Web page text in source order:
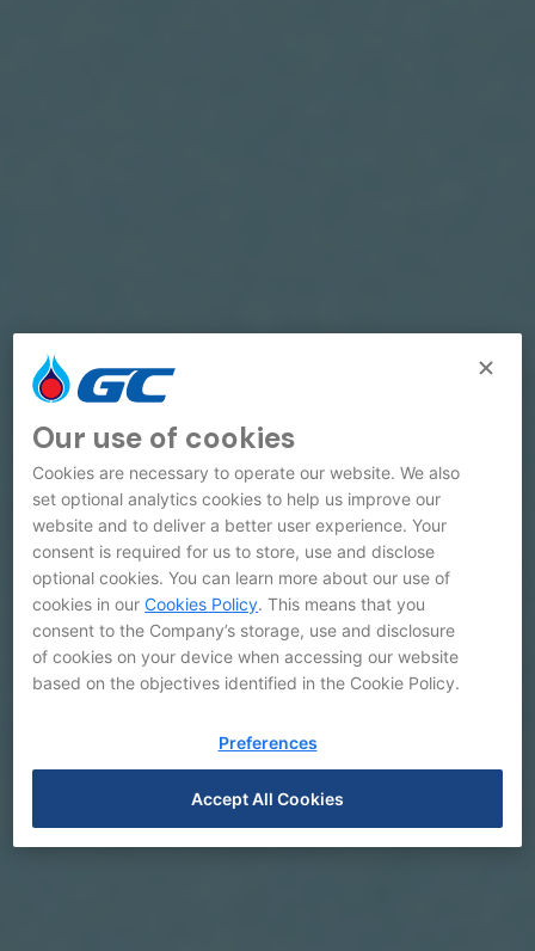
Our use of cookies
Cookies are necessary to operate our website. We also
set optional analytics cookies to help us improve our
website and to deliver a better user experience. Your
consent is required for us to store, use and disclose
optional cookies. You can learn more about our use of
cookies in ourCookies Policy. This means that you
consent to the Company’s storage, use and disclosure
of cookies on your device when accessing our website
based on the objectives identified in the Cookie Policy.
Preferences
Accept All Cookies